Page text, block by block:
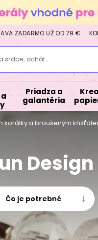
ZADARMO UŽ OD 79 €
srdce, achát...
Priadza a
galantéria
korálky a broušeným
Čo je potrebné